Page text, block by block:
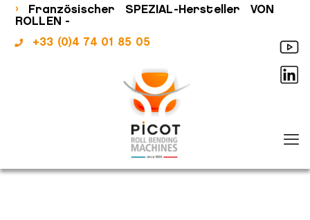
› Französischer SPEZIAL-Hersteller VON
ROLLEN -
+33 (0)4 74 01 85 05